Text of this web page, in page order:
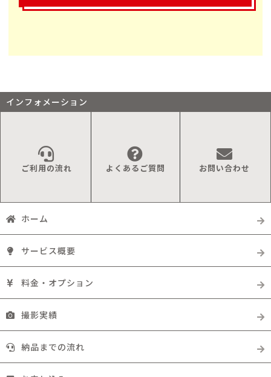
インフォメーション
ご利用の流れ よくあるご質問 お問い合わせ
ホーム
サービス概要
料金・オプション
撮影実績
納品までの流れ